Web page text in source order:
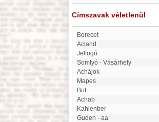
Címszavak véletlenül
Borecet
Acland
jelfogó
Somlyó - Vásárhely
Achájok
Mapes
Bot
Achab
Kahlenber
Guden - aa